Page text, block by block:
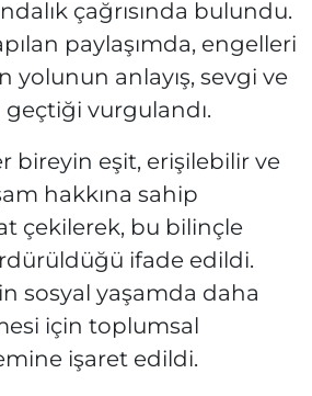
çağrısında bulundu.
paylaşımda, engelleri
yolunun anlayış, sevgi ve
vurgulandı.
bireyin eşit, erişilebilir ve
hakkına sahip
çekilerek, bu bilinçle
ifade edildi.
sosyal yaşamda daha
için toplumsal
işaret edildi.